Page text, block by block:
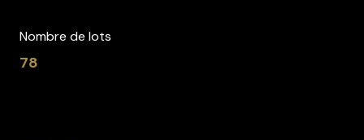
Nombre de lots
78